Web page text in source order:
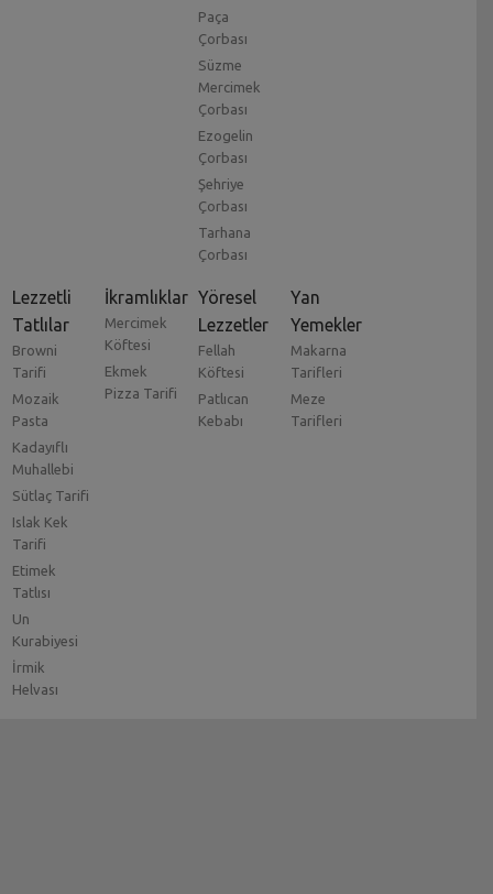
Paça
Çorbası
Süzme
Mercimek
Çorbası
Ezogelin
Çorbası
Şehriye
Çorbası
Tarhana
Çorbası
Lezzetli
Tatlılar
Browni
Tarifi
Mozaik
Pasta
Kadayıflı
Muhallebi
Sütlaç Tarifi
Islak Kek
Tarifi
Etimek
Tatlısı
Un
Kurabiyesi
İrmik
Helvası
İkramlıklar
Mercimek
Köftesi
Ekmek
Pizza Tarifi
Yöresel
Lezzetler
Fellah
Köftesi
Patlıcan
Kebabı
Yan
Yemekler
Makarna
Tarifleri
Meze
Tarifleri